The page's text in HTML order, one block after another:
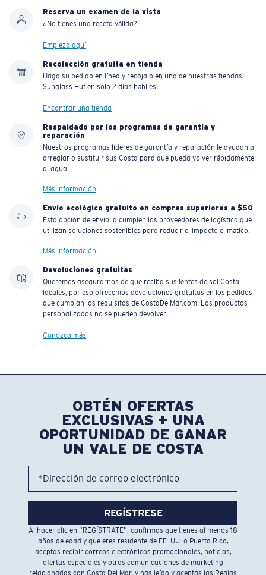
Reserva un examen de la vista
¿No tienes una receta válida?
Empieza aquí
Recolección gratuita en tienda
Haga su pedido en línea y recójalo en una de nuestras tiendas
Sunglass Hut en solo 2 días hábiles.
Encontrar una tienda
Respaldado por los programas de garantía y
reparación
Nuestros programas líderes de garantía y reparación le ayudan a
arreglar o sustituir sus Costa para que pueda volver rápidamente
al agua.
Más información
Envío ecológico gratuito en compras superiores a $50
Esta opción de envío la cumplen los proveedores de logística que
utilizan soluciones sostenibles para reducir el impacto climático.
Más información
Devoluciones gratuitas
Queremos asegurarnos de que reciba sus lentes de sol Costa
ideales, por eso ofrecemos devoluciones gratuitas en los pedidos
que cumplan los requisitos de CostaDelMar.com. Los productos
personalizados no se pueden devolver.
Conozca más
OBTÉN OFERTAS
EXCLUSIVAS + UNA
OPORTUNIDAD DE GANAR
UN VALE DE COSTA
*Dirección de correo electrónico
REGÍSTRESE
Al hacer clic en “REGÍSTRATE”, confirmas que tienes al menos 18
años de edad y que eres residente de EE. UU. o Puerto Rico,
aceptas recibir correos electrónicos promocionales, noticias,
ofertas especiales y otras comunicaciones de marketing